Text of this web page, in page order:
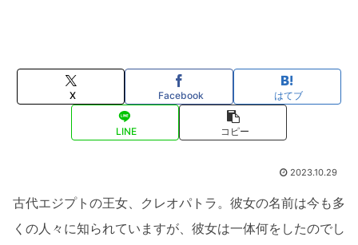
X Facebook はてブ
LINE コピー
2023.10.29
古代エジプトの王女、クレオパトラ。彼女の名前は今も多
くの人々に知られていますが、彼女は一体何をしたのでし